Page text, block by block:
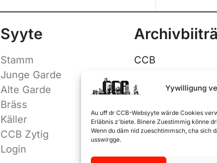
Yywilligung
Au uff dr CCB-Websyyte wärde Cookies
Erläbnis z'biete. Binere Zuestimmig könne
Wenn du däm nid zueschtimmsch, cha sich
usswirgge.
Syyte
Stamm
Junge Garde
Alte Garde
Bräss
Käller
CCB Zytig
Login
CCB
Junge Garde